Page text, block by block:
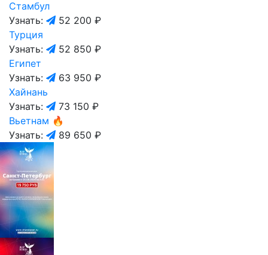
Стамбул
Узнать:
52 200 ₽
Турция
Узнать:
52 850 ₽
Египет
Узнать:
63 950 ₽
Хайнань
Узнать:
73 150 ₽
Вьетнам 🔥
Узнать:
89 650 ₽